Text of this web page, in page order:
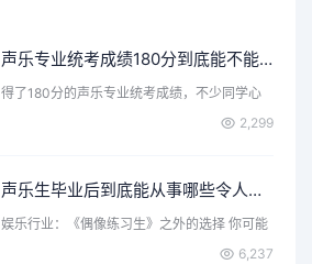
声乐专业统考成绩180分到底能不能报考本科，背后藏着哪些秘密？
得了180分的声乐专业统考成绩，不少同学心
2,299
声乐生毕业后到底能从事哪些令人惊喜的职业？
娱乐行业：《偶像练习生》之外的选择 你可能
6,237